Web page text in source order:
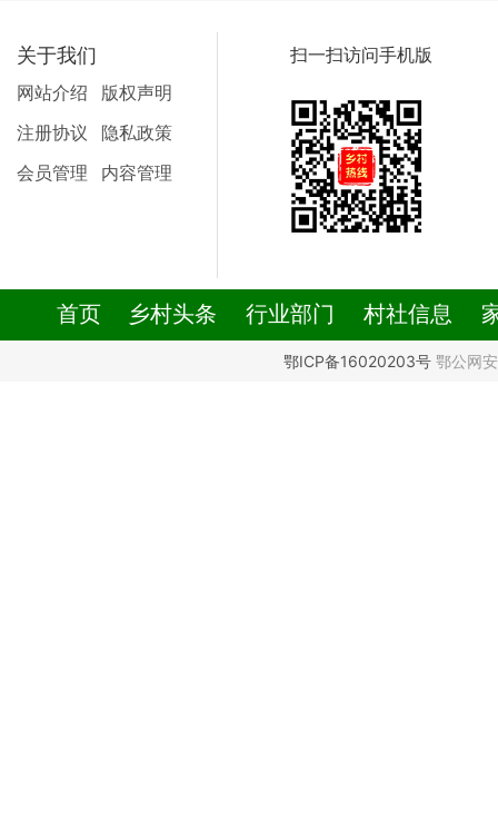
关于我们
网站介绍
版权声明
注册协议
隐私政策
会员管理
内容管理
扫一扫访问手机版
首页 乡村头条 行业部门 村社信息
鄂ICP备16020203号鄂公网